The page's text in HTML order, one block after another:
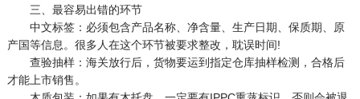
三、最容易出错的环节
中文标签：必须包含产品名称、净含量、生产日期、保质期、原
产国等信息。很多人在这个环节被要求整改，耽误时间!
查验抽样：海关放行后，货物要运到指定仓库抽样检测，合格后
才能上市销售。